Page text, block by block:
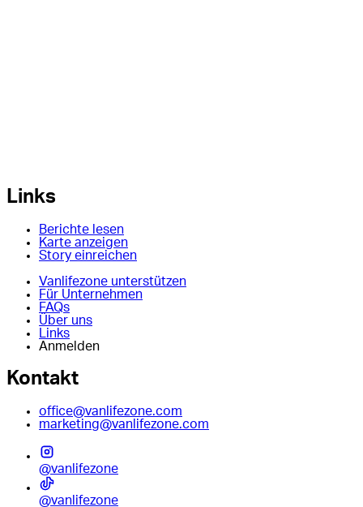
Links
Berichte lesen
Karte anzeigen
Story einreichen
Vanlifezone unterstützen
Für Unternehmen
FAQs
Über uns
Links
Anmelden
Kontakt
office@vanlifezone.com
marketing@vanlifezone.com
@vanlifezone
@vanlifezone